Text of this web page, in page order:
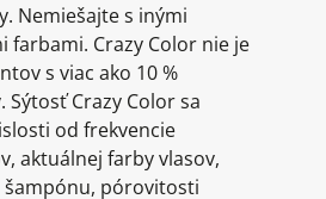
Nemiešajte s inými
farbami. Crazy Color nie je
s viac ako 10 %
Sýtosť Crazy Color sa
od frekvencie
aktuálnej farby vlasov,
pórovitosti